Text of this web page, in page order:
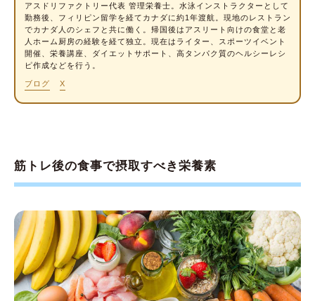
おすすめメニュー③「梅干しおにぎり＋レバ
ニラ」
重要なのは食事のバランス
アスドリファクトリー代表 管理栄養士 。水泳インストラクターとして
勤務後、フィリピン留学を経てカナダに約1年渡航。現地のレストラン
でカナダ人のシェフと共に働く。帰国後はアスリート向けの食堂と老
人ホーム厨房の経験を経て独立。現在はライター、スポーツイベント
開催、栄養講座、ダイエットサポート、高タンパク質のヘルシーレシ
ピ作成などを行う。
ブログ X
筋トレ後の食事で摂取すべき栄養素